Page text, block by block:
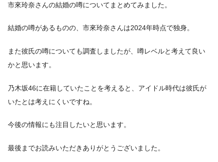
市來玲奈さんの結婚の噂についてまとめてみました。
結婚の噂があるものの、市來玲奈さんは2024年時点で独身。
また彼氏の噂についても調査しましたが、噂レベルと考えて良い
かと思います。
乃木坂46に在籍していたことを考えると、アイドル時代は彼氏が
いたとは考えにくいですね。
今後の情報にも注目したいと思います。
最後までお読みいただきありがとうございました。